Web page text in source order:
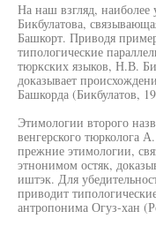
На наш взгляд, наиболее
Бикбулатова,
Башкорт. Приводя
типологические
тюркских языков, Н.В.
доказывает
Башкорда (Бикбулатов,
Этимологии второго
венгерского тюрколога
прежние этимологии,
этнонимом остяк,
иштэк. Для
приводит
антропонима Огуз-хан